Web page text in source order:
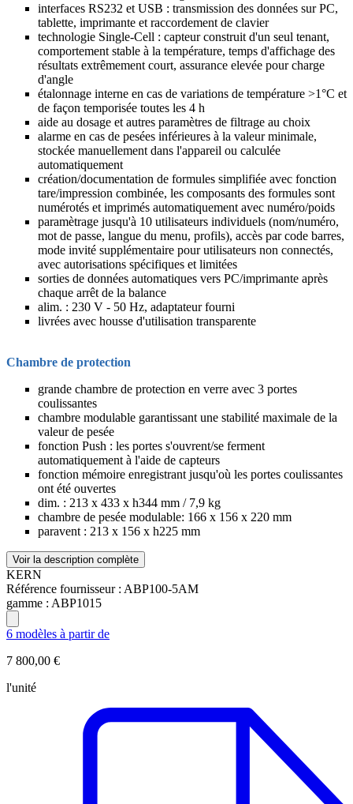
interfaces RS232 et USB : transmission des données sur PC,
tablette, imprimante et raccordement de clavier
technologie Single-Cell : capteur construit d'un seul tenant,
comportement stable à la température, temps d'affichage des
résultats extrêmement court, assurance elevée pour charge
d'angle
étalonnage interne en cas de variations de température >1°C et
de façon temporisée toutes les 4 h
aide au dosage et autres paramètres de filtrage au choix
alarme en cas de pesées inférieures à la valeur minimale,
stockée manuellement dans l'appareil ou calculée
automatiquement
création/documentation de formules simplifiée avec fonction
tare/impression combinée, les composants des formules sont
numérotés et imprimés automatiquement avec numéro/poids
paramètrage jusqu'à 10 utilisateurs individuels (nom/numéro,
mot de passe, langue du menu, profils), accès par code barres,
mode invité supplémentaire pour utilisateurs non connectés,
avec autorisations spécifiques et limitées
sorties de données automatiques vers PC/imprimante après
chaque arrêt de la balance
alim. : 230 V - 50 Hz, adaptateur fourni
livrées avec housse d'utilisation transparente
Chambre de protection
grande chambre de protection en verre avec 3 portes
coulissantes
chambre modulable garantissant une stabilité maximale de la
valeur de pesée
fonction Push : les portes s'ouvrent/se ferment
automatiquement à l'aide de capteurs
fonction mémoire enregistrant jusqu'où les portes coulissantes
ont été ouvertes
dim. : 213 x 433 x h344 mm / 7,9 kg
chambre de pesée modulable: 166 x 156 x 220 mm
paravent : 213 x 156 x h225 mm
Voir la description complète
KERN
Référence fournisseur : ABP100-5AM
gamme : ABP1015
6 modèles à partir de
7 800,00 €
l'unité